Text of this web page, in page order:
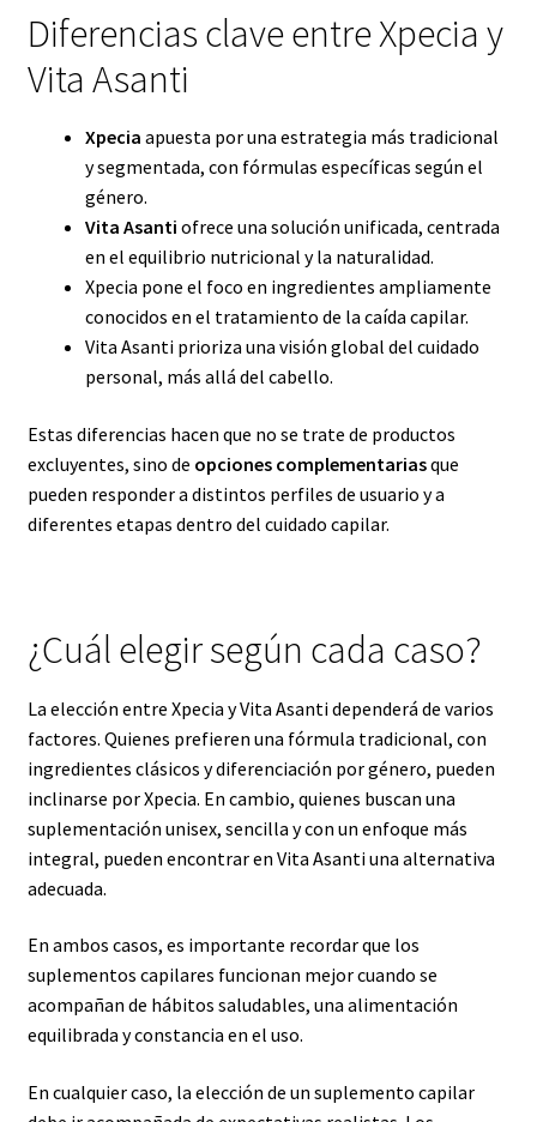
Diferencias clave entre Xpecia y
Vita Asanti
Xpecia apuesta por una estrategia más tradicional
y segmentada, con fórmulas específicas según el
género.
Vita Asanti ofrece una solución unificada, centrada
en el equilibrio nutricional y la naturalidad.
Xpecia pone el foco en ingredientes ampliamente
conocidos en el tratamiento de la caída capilar.
Vita Asanti prioriza una visión global del cuidado
personal, más allá del cabello.
Estas diferencias hacen que no se trate de productos
excluyentes, sino de opciones complementariasque
pueden responder a distintos perfiles de usuario y a
diferentes etapas dentro del cuidado capilar.
¿Cuál elegir según cada caso?
La elección entre Xpecia y Vita Asanti dependerá de varios
factores. Quienes prefieren una fórmula tradicional, con
ingredientes clásicos y diferenciación por género, pueden
inclinarse por Xpecia. En cambio, quienes buscan una
suplementación unisex, sencilla y con un enfoque más
integral, pueden encontrar en Vita Asanti una alternativa
adecuada.
En ambos casos, es importante recordar que los
suplementos capilares funcionan mejor cuando se
acompañan de hábitos saludables, una alimentación
equilibrada y constancia en el uso.
En cualquier caso, la elección de un suplemento capilar